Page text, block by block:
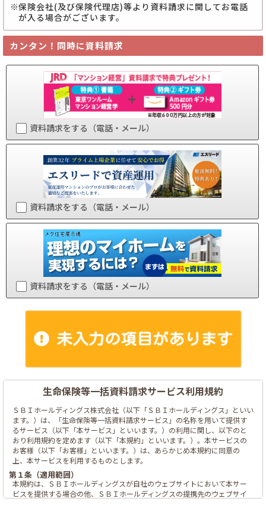
保険会社(及び保険代理店)等より資料請求に関してお電話
が入る場合がございます。
カンタン！同時に資料請求
資料請求をする（電話・メール）
資料請求をする（電話・メール）
資料請求をする（電話・メール）